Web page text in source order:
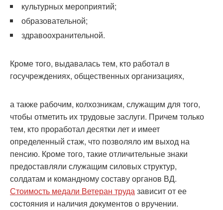
культурных мероприятий;
образовательной;
здравоохранительной.
Кроме того, выдавалась тем, кто работал в
госучреждениях, общественных организациях,
а также рабочим, колхозникам, служащим для того,
чтобы отметить их трудовые заслуги. Причем только
тем, кто проработал десятки лет и имеет
определенный стаж, что позволяло им выход на
пенсию. Кроме того, такие отличительные знаки
предоставляли служащим силовых структур,
солдатам и командному составу органов ВД.
Стоимость медали Ветеран трудазависит от ее
состояния и наличия документов о вручении.